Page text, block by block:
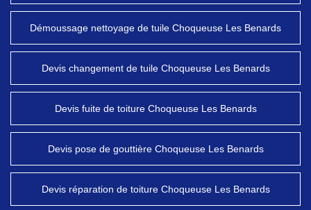
Démoussage nettoyage de tuile Choqueuse Les Benards
Devis changement de tuile Choqueuse Les Benards
Devis fuite de toiture Choqueuse Les Benards
Devis pose de gouttière Choqueuse Les Benards
Devis réparation de toiture Choqueuse Les Benards